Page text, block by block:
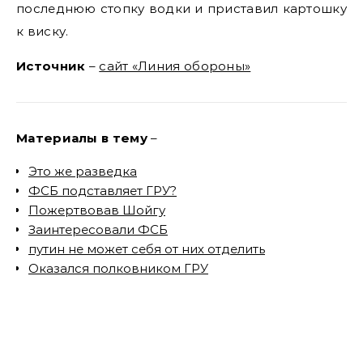
последнюю стопку водки и приставил картошку
к виску.
Источник – сайт «Линия обороны»
Материалы в тему–
Это же разведка
ФСБ подставляет ГРУ?
Пожертвовав Шойгу
Заинтересовали ФСБ
путин не может себя от них отделить
Оказался полковником ГРУ